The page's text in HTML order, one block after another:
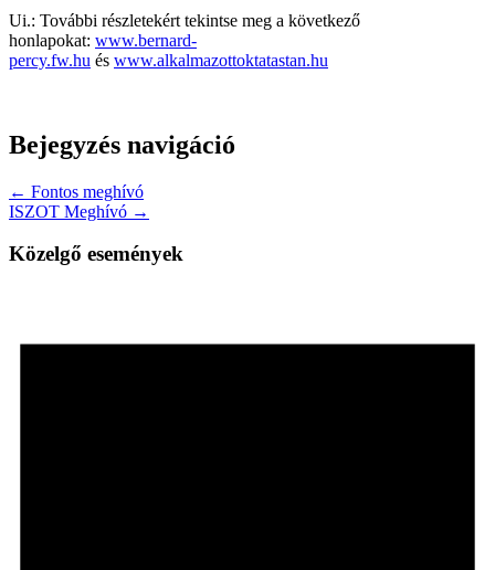
Ui.: További részletekért tekintse meg a következő
honlapokat: www.bernard-
percy.fw.hu és www.alkalmazottoktatastan.hu
Bejegyzés navigáció
← Fontos meghívó
ISZOT Meghívó →
Közelgő események